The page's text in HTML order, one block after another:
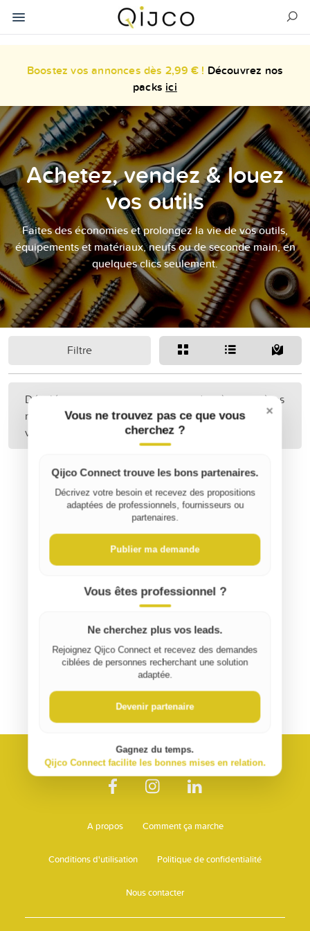
Boostez vos annonces dès 2,99 € ! Découvrez nos
packs ici
Achetez, vendez & louez
vos outils
Faites des économies et prolongez la vie de vos outils,
équipements et matériaux, neufs ou de seconde main, en
quelques clics seulement.
Filtre
Désolé, aucune annonce correspondant à vos critères
n'a été trouvée. Peut-être pourriez-vous étendre
votre recherche ?
A propos Comment ça marche
Conditions d'utilisation Politique de confidentialité
Nous contacter
×
Vous ne trouvez pas ce que vous
cherchez ?
Qijco Connect trouve les bons partenaires.
Décrivez votre besoin et recevez des propositions
adaptées de professionnels, fournisseurs ou
partenaires.
Publier ma demande
Vous êtes professionnel ?
Ne cherchez plus vos leads.
Rejoignez Qijco Connect et recevez des demandes
ciblées de personnes recherchant une solution
adaptée.
Devenir partenaire
Gagnez du temps.
Qijco Connect facilite les bonnes mises en relation.